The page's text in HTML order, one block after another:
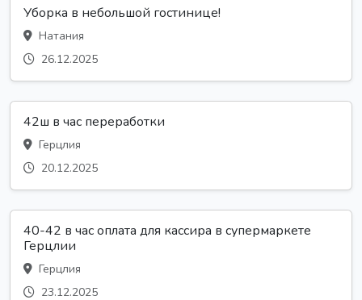
Уборка в небольшой гостинице!
Натания
26.12.2025
42ш в час переработки
Герцлия
20.12.2025
40-42 в час оплата для кассира в супермаркете
Герцлии
Герцлия
23.12.2025